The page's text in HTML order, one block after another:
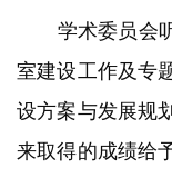
学术委员会
室建设工作及专
设方案与发展规
来取得的成绩给